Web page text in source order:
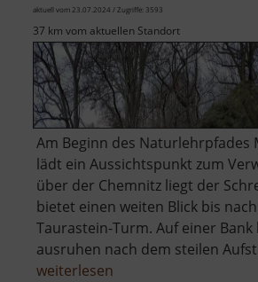
aktuell vom 23.07.2024 / Zugriffe: 3593
37 km vom aktuellen Standort
Am Beginn des Naturlehrpfades
lädt ein Aussichtspunkt zum
über der Chemnitz liegt der
bietet einen weiten Blick bis
Taurastein-Turm. Auf einer Bank
ausruhen nach dem steilen
weiterlesen